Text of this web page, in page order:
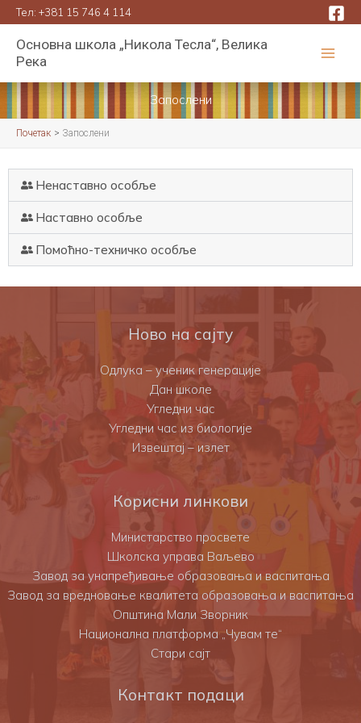
Пређи
на
садржај
Тел: +381 15 746 4 114
Основна школа „Никола Тесла“, Велика
Река
Запослени
Почетак Запослени
Ненаставно особље
Наставно особље
Помоћно-техничко особље
Ново на сајту
Одлука – ученик генерације
Дан школе
Угледни час
Угледни час из биологије
Извештај – излет
Корисни линкови
Министарство просвете
Школска управа Ваљево
Завод за унапређивање образовања и васпитања
Завод за вредновање квалитета образовања и васпитања
Општина Мали Зворник
Национална платформа „Чувам те“
Стари сајт
Контакт подаци